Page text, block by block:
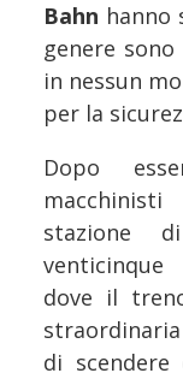
Bahn hanno
genere sono
in nessun
per la
Dopo
stazione
dove il
di